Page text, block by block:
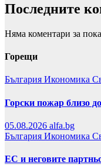
Последните
Няма коментари за
Горещи
България Икономика
Горски пожар близо
05.08.2026 alfa.bg
България Икономика
ЕС и неговите